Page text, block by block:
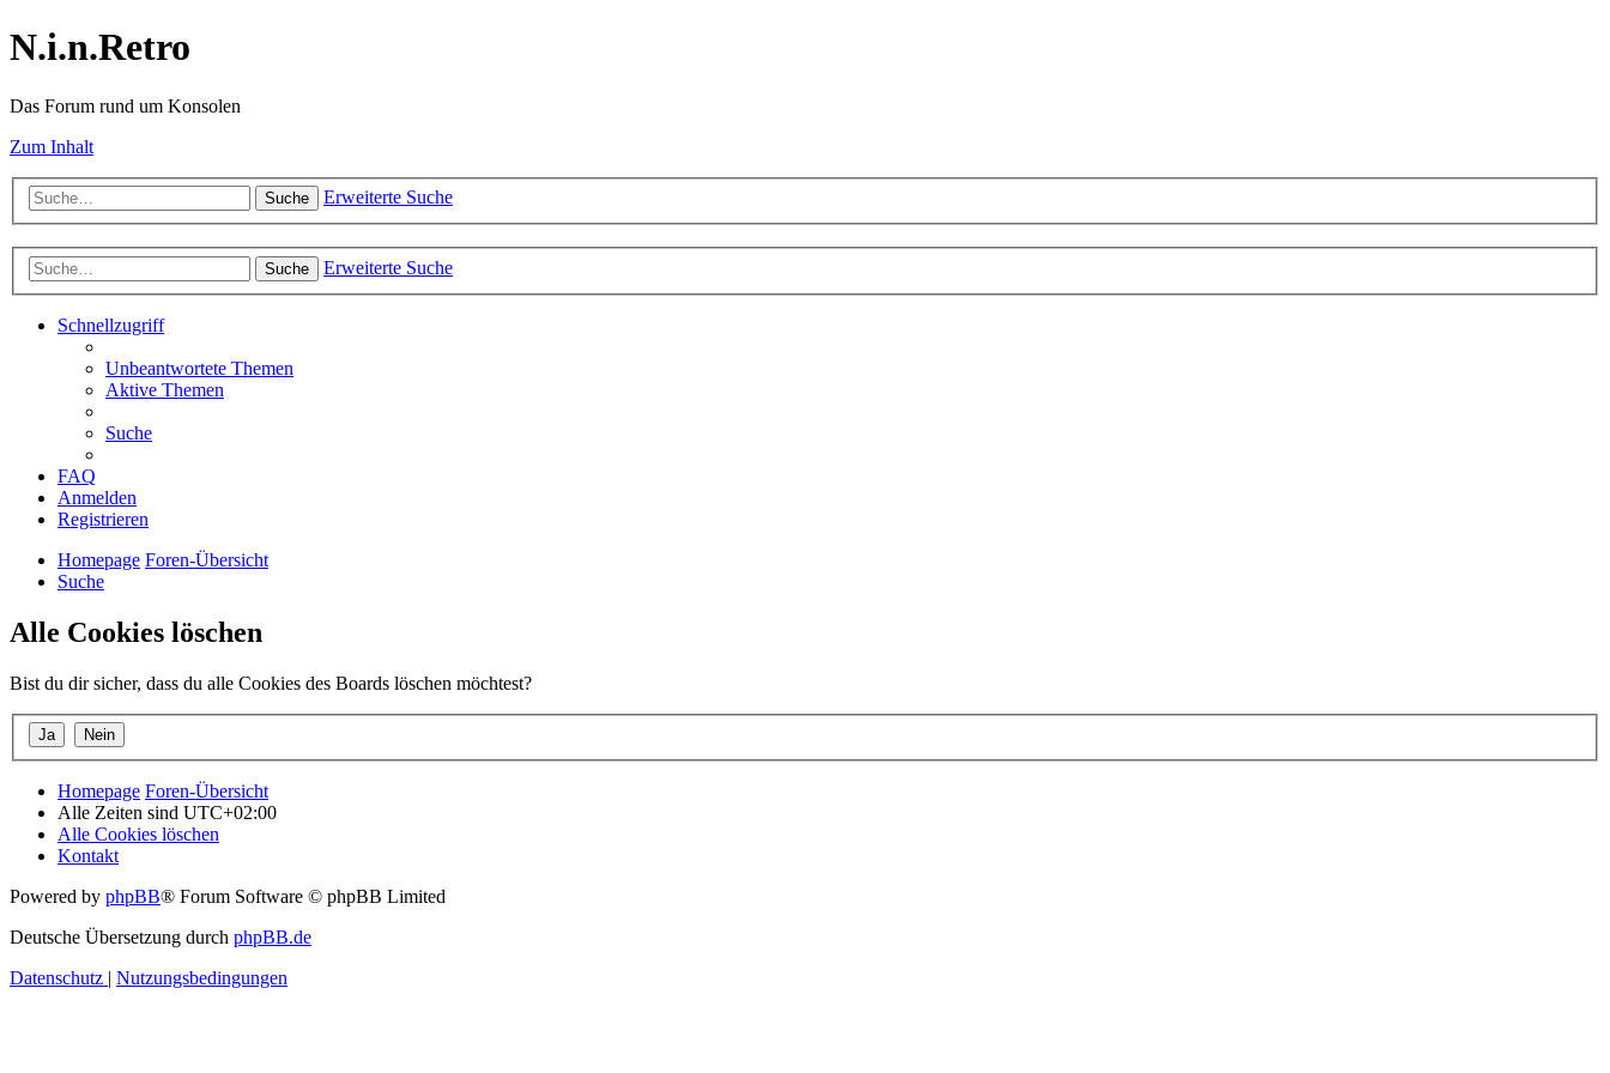
N.i.n.Retro
Das Forum rund um Konsolen
Zum Inhalt
Suche Erweiterte Suche
Suche Erweiterte Suche
Schnellzugriff
Unbeantwortete Themen
Aktive Themen
Suche
FAQ
Anmelden
Registrieren
Homepage Foren-Übersicht
Suche
Alle Cookies löschen
Bist du dir sicher, dass du alle Cookies des Boards löschen möchtest?
Homepage Foren-Übersicht
Alle Zeiten sind UTC+02:00
Alle Cookies löschen
Kontakt
Powered by phpBB® Forum Software © phpBB Limited
Deutsche Übersetzung durch phpBB.de
Datenschutz
Nutzungsbedingungen